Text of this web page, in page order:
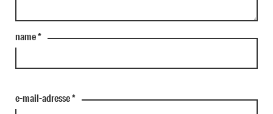
name*
e-mail-adresse*